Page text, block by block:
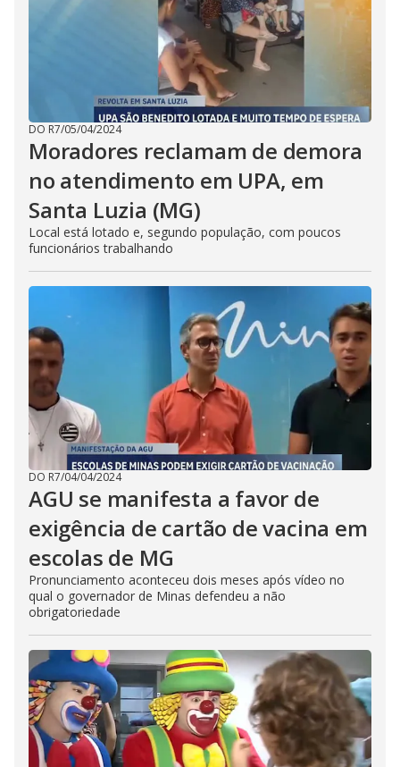
DO R7/05/04/2024
Moradores reclamam de demora
no atendimento em UPA, em
Santa Luzia (MG)
Local está lotado e, segundo população, com poucos
funcionários trabalhando
DO R7/04/04/2024
AGU se manifesta a favor de
exigência de cartão de vacina em
escolas de MG
Pronunciamento aconteceu dois meses após vídeo no
qual o governador de Minas defendeu a não
obrigatoriedade